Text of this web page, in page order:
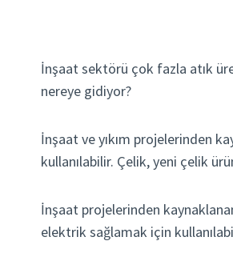
İnşaat sektörü çok fazla atık
nereye gidiyor?
İnşaat ve yıkım projelerinden
kullanılabilir. Çelik, yeni çelik
İnşaat projelerinden
elektrik sağlamak için